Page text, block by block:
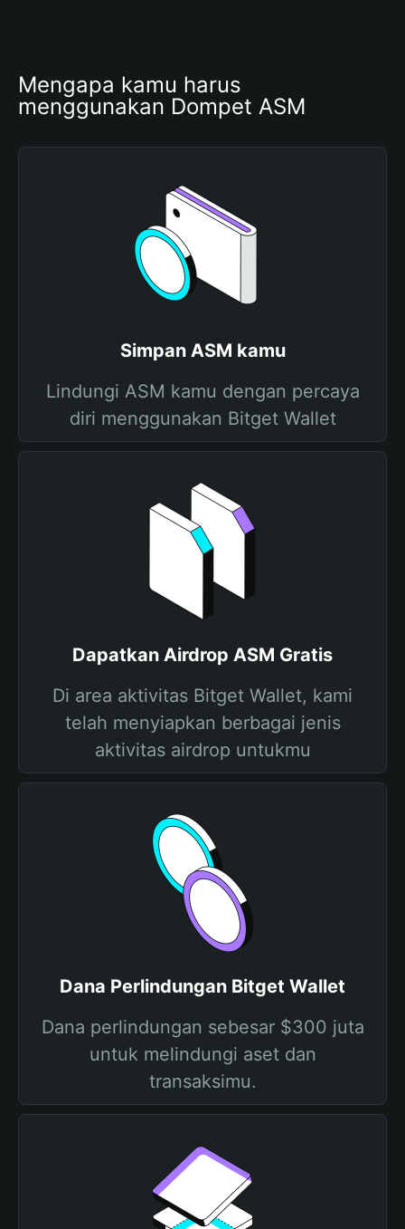
Mengapa kamu harus
menggunakan Dompet ASM
Simpan ASM kamu
Lindungi ASM kamu dengan percaya
diri menggunakan Bitget Wallet
Dapatkan Airdrop ASM Gratis
Di area aktivitas Bitget Wallet, kami
telah menyiapkan berbagai jenis
aktivitas airdrop untukmu
Dana Perlindungan Bitget Wallet
Dana perlindungan sebesar $300 juta
untuk melindungi aset dan
transaksimu.